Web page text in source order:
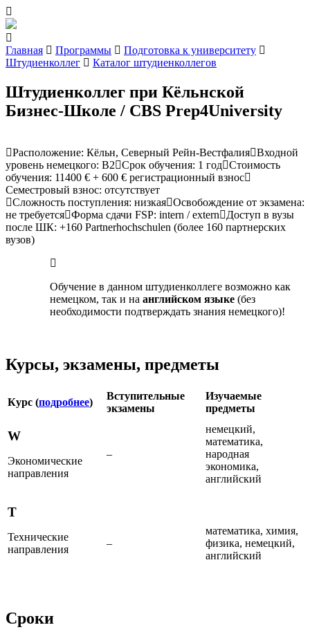
Главная Программы
Подготовка к университету
Штудиенколлег
Каталог штудиенколлегов
Штудиенколлег при Кёльнской
Бизнес-Школе / CBS Prep4University
Расположение: Кёльн, Северный Рейн-Вестфалия Входной
уровень немецкого: В2 Cрок обучения: 1 год Стоимость
обучения: 11400 € + 600 € регистрационный взнос
Семестровый взнос: отсутствует
Сложность поступления: низкая Освобождение от экзамена:
не требуется Форма сдачи FSP: intern / extern
Доступ в вузы
после ШК: +160 Partnerhochschulen (более 160 партнерских
вузов)
Обучение в данном штудиенколлеге возможно как
немецком, так и на английском языке (без
необходимости подтверждать знания немецкого)!
Курсы, экзамены, предметы
Курс (подробнее)
Вступительные
экзамены
Изучаемые
предметы
W
Экономические
направления
–
немецкий,
математика,
народная
экономика,
английский
T
Технические
направления
–
математика, химия,
физика, немецкий,
английский
Сроки